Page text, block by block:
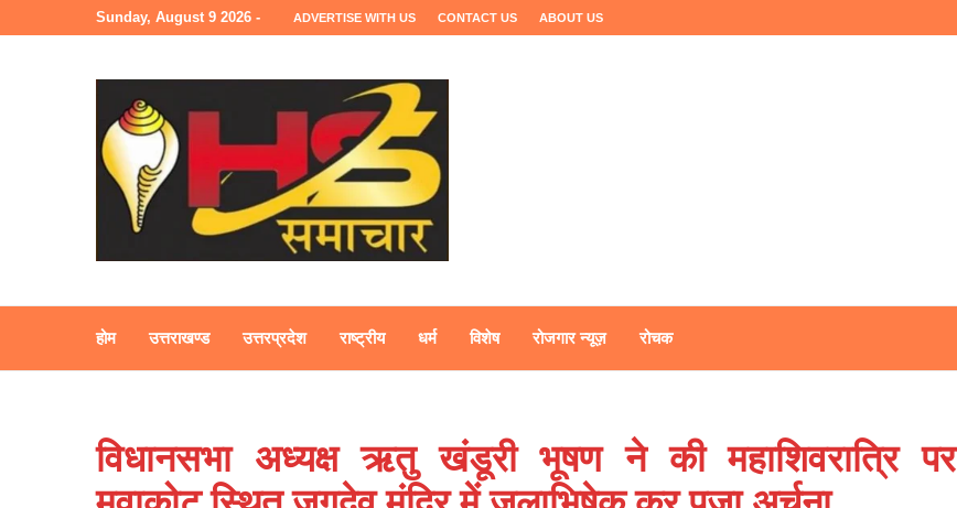
Sunday, August 9 2026 - ADVERTISE WITH US CONTACT US ABOUT US
होम उत्तराखण्ड उत्तरप्रदेश राष्ट्रीय धर्म विशेष रोजगार न्यूज़ रोचक
विधानसभा अध्यक्ष ऋतु खंडूरी भूषण ने की महाशिवरात्रि पर